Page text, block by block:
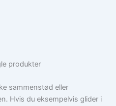
produkter
sammenstød eller
Hvis du eksempelvis glider i